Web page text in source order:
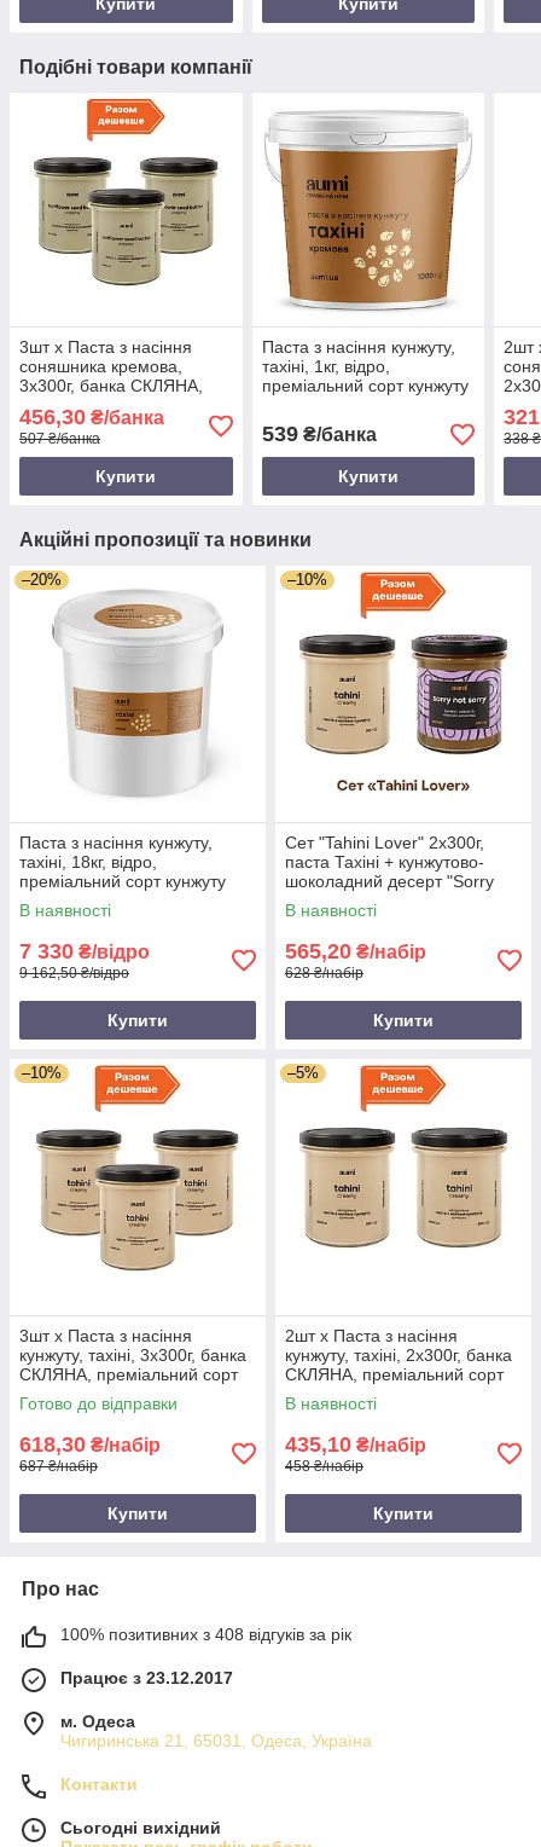
Купити Купити
Подібні товари компанії
3шт х Паста з насіння
соняшника кремова,
3х300г, банка СКЛЯНА,
456,30 ₴/банка
507 ₴/банка
Купити
Паста з насіння кунжуту,
тахіні, 1кг, відро,
преміальний сорт кунжуту
539₴/банка
Купити
2шт
338
Акційні пропозиції та новинки
–20%
Паста з насіння кунжуту,
тахіні, 18кг, відро,
преміальний сорт кунжуту
Humera. Кошер, Халяль
В наявності
7 330 ₴/відро
9 162,50 ₴/відро
Купити
–10%
Сет "Tahini Lover" 2х300г,
паста Тахіні + кунжутово-
шоколадний десерт "Sorry
not Sorry", банка СКЛО
В наявності
565,20 ₴/набір
628 ₴/набір
Купити
–10%
3шт х Паста з насіння
кунжуту, тахіні, 3х300г, банка
СКЛЯНА, преміальний сорт
кунжуту Humera
Готово до відправки
618,30 ₴/набір
687 ₴/набір
Купити
–5%
2шт х Паста з насіння
кунжуту, тахіні, 2х300г, банка
СКЛЯНА, преміальний сорт
кунжуту Humera
В наявності
435,10 ₴/набір
458 ₴/набір
Купити
Про нас
100% позитивних з 408 відгуків за рік
Працює з 23.12.2017
м. Одеса
Чигиринська 21, 65031, Одеса, Україна
Контакти
Сьогодні вихідний